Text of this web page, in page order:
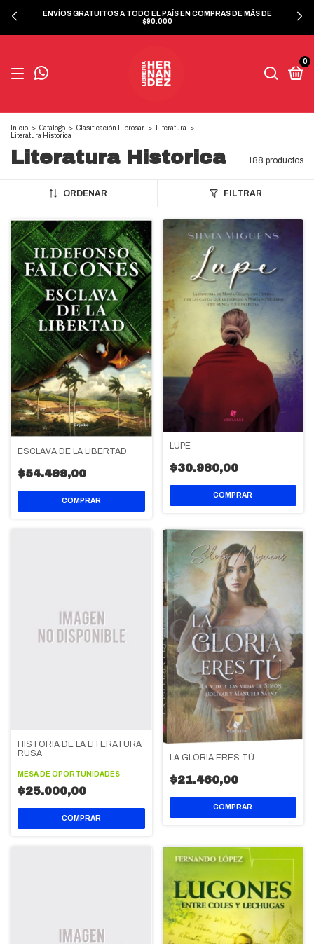
ENVÍOS GRATUITOS A TODO EL PAÍS EN COMPRAS DE MÁS DE
$90.000
0
Inicio > Catalogo > Clasificación Librosar > Literatura
>
Literatura Historica
Literatura Historica 188 productos
ORDENAR FILTRAR
ESCLAVA DE LA LIBERTAD
$54.499,00
LUPE
$30.980,00
HISTORIA DE LA LITERATURA
RUSA
MESA DE OPORTUNIDADES
$25.000,00
LA GLORIA ERES TÚ
$21.460,00